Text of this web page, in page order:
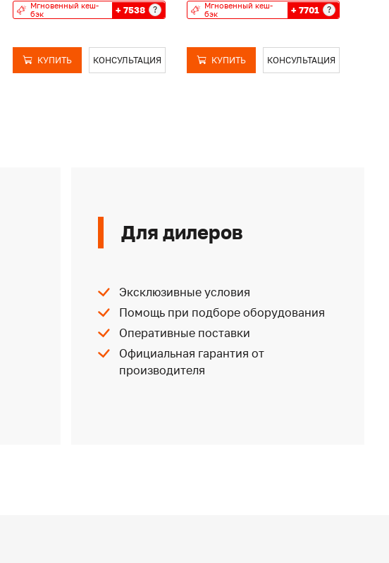
Мгновенный кеш-
бэк
+ 7538 ?
КУПИТЬ КОНСУЛЬТАЦИЯ
Мгновенный кеш-
бэк
+ 7701 ?
КУПИТЬ КОНСУЛЬТАЦИЯ
Для дилеров
Эксклюзивные условия
Помощь при подборе оборудования
Оперативные поставки
Официальная гарантия от
производителя